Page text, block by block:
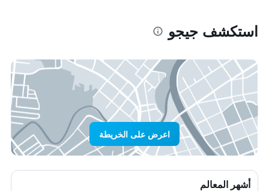
استكشف جيجو
اعرض على الخريطة
أشهر المعالم